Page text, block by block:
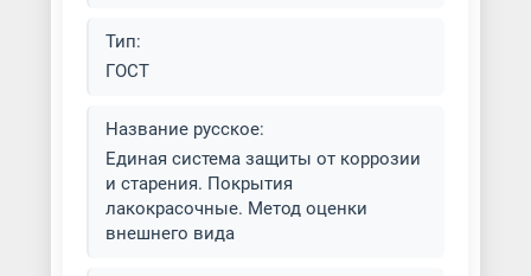
Покраска кровли
Покраска металла
Покраска металла под латунь
Тип:
ГОСТ
Название русское:
Единая система защиты от коррозии
и старения. Покрытия
лакокрасочные. Метод оценки
внешнего вида